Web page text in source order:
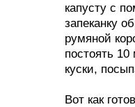
капусту с
запеканку
румяной
постоять
куски,
Вот как